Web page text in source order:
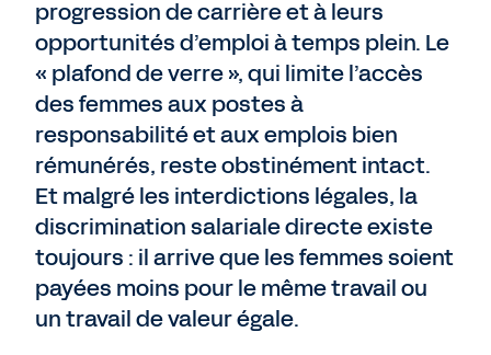
progression de carrière et à leurs
opportunités d’emploi à temps plein. Le
« plafond de verre », qui limite l’accès
des femmes aux postes à
responsabilité et aux emplois bien
rémunérés, reste obstinément intact.
Et malgré les interdictions légales, la
discrimination salariale directe existe
toujours : il arrive que les femmes soient
payées moins pour le même travail ou
un travail de valeur égale.